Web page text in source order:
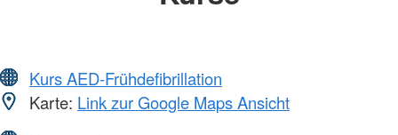
Kurs AED-Frühdefibrillation
Karte: Link zur Google Maps Ansicht